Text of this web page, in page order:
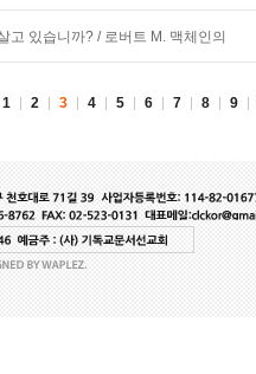
고 있습니까? / 로버트 M. 맥체인의
1 2 3 4 5 6 7 8 9